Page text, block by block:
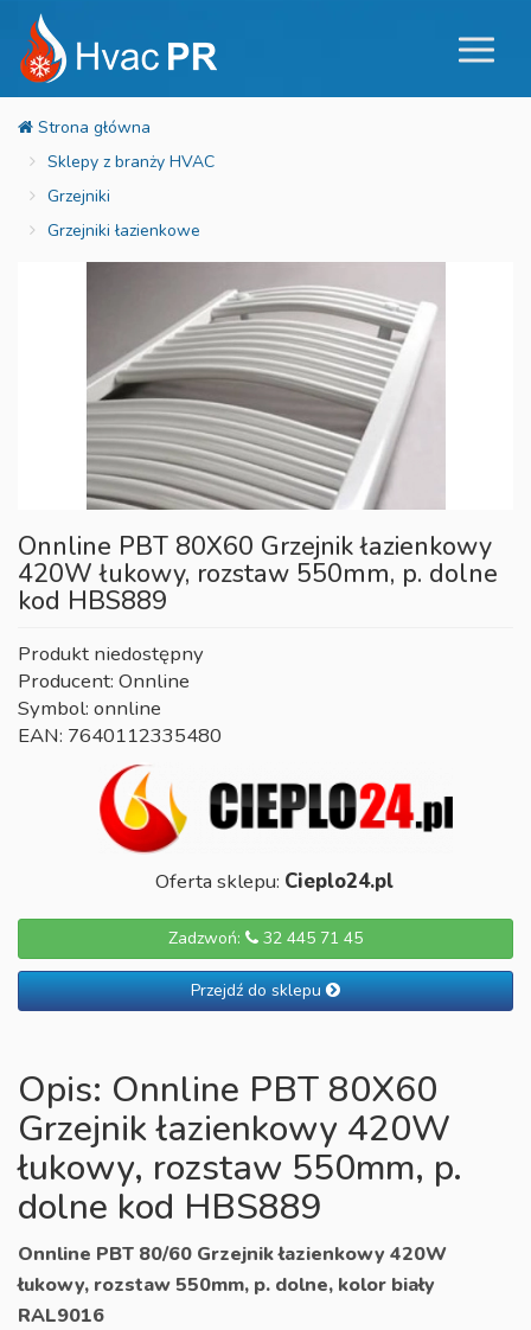
Sklepy z branży HVAC
Grzejniki
Grzejniki łazienkowe
Onnline PBT 80X60 Grzejnik łazienkowy
420W łukowy, rozstaw 550mm, p. dolne
kod HBS889
Produkt niedostępny
Producent: Onnline
Symbol: onnline
EAN: 7640112335480
Oferta sklepu: Cieplo24.pl
Zadzwoń: 32 445 71 45
Przejdź do sklepu
Opis: Onnline PBT 80X60
Grzejnik łazienkowy 420W
łukowy, rozstaw 550mm, p.
dolne kod HBS889
Onnline PBT 80/60 Grzejnik łazienkowy 420W
łukowy, rozstaw 550mm, p. dolne, kolor biały
RAL9016